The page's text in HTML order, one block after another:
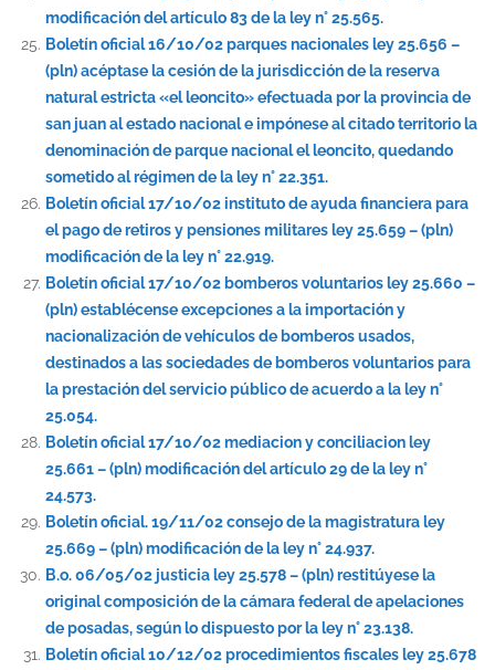
modificación del artículo 83 de la ley n° 25.565.
Boletín oficial 16/10/02 parques nacionales ley 25.656 –
(pln) acéptase la cesión de la jurisdicción de la reserva
natural estricta «el leoncito» efectuada por la provincia de
san juan al estado nacional e impónese al citado territorio la
denominación de parque nacional el leoncito, quedando
sometido al régimen de la ley n° 22.351.
Boletín oficial 17/10/02 instituto de ayuda financiera para
el pago de retiros y pensiones militares ley 25.659 – (pln)
modificación de la ley n° 22.919.
Boletín oficial 17/10/02 bomberos voluntarios ley 25.660 –
(pln) establécense excepciones a la importación y
nacionalización de vehículos de bomberos usados,
destinados a las sociedades de bomberos voluntarios para
la prestación del servicio público de acuerdo a la ley n°
25.054.
Boletín oficial 17/10/02 mediacion y conciliacion ley
25.661 – (pln) modificación del artículo 29 de la ley n°
24.573.
Boletín oficial. 19/11/02 consejo de la magistratura ley
25.669 – (pln) modificación de la ley n° 24.937.
B.o. 06/05/02 justicia ley 25.578 – (pln) restitúyese la
original composición de la cámara federal de apelaciones
de posadas, según lo dispuesto por la ley n° 23.138.
Boletín oficial 10/12/02 procedimientos fiscales ley 25.678